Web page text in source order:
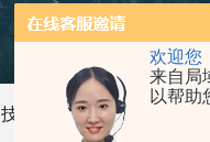
欢迎您
来自局
以帮助
技术文章